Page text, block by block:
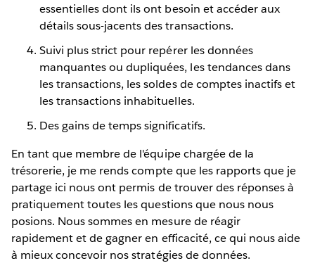
essentielles dont ils ont besoin et accéder aux
détails sous-jacents des transactions.
Suivi plus strict pour repérer les données
manquantes ou dupliquées, les tendances dans
les transactions, les soldes de comptes inactifs et
les transactions inhabituelles.
Des gains de temps significatifs.
En tant que membre de l'équipe chargée de la
trésorerie, je me rends compte que les rapports que je
partage ici nous ont permis de trouver des réponses à
pratiquement toutes les questions que nous nous
posions. Nous sommes en mesure de réagir
rapidement et de gagner en efficacité, ce qui nous aide
à mieux concevoir nos stratégies de données.